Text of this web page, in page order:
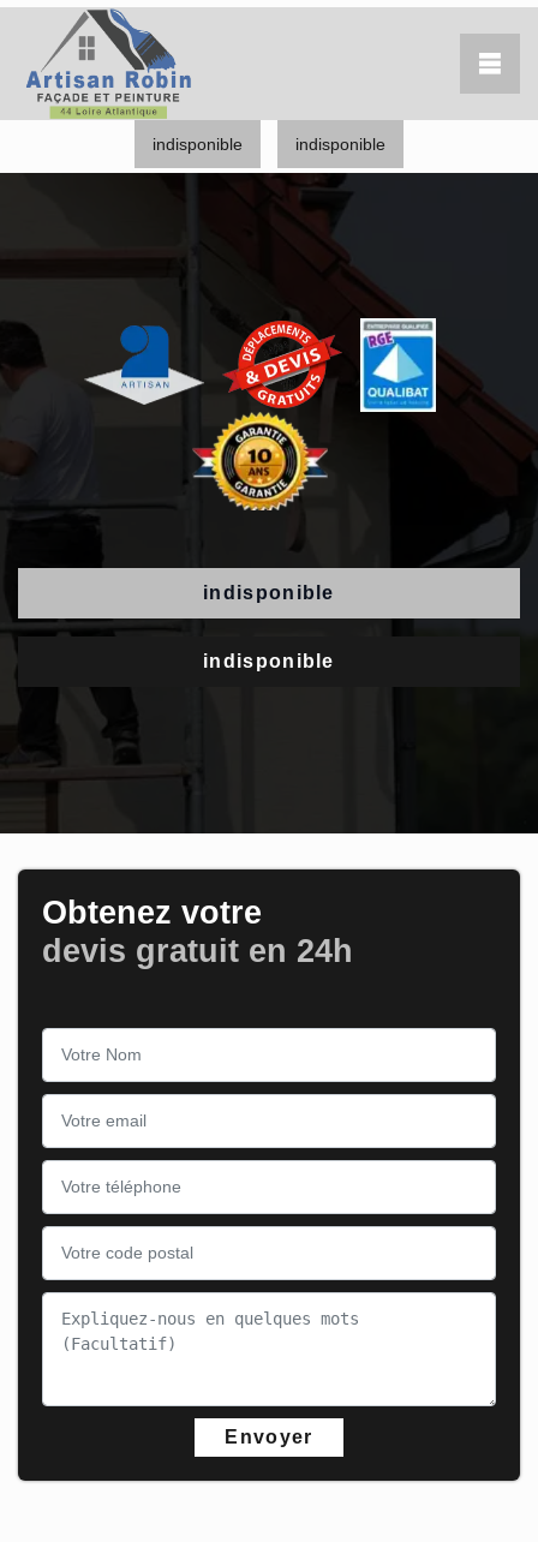
indisponible indisponible
indisponible
indisponible
Obtenez votre
devis gratuit en 24h